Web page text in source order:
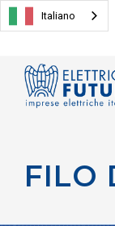
Italiano
FILO